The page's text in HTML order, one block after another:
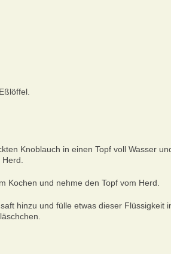
Knoblauch in einen Topf voll Wasser
Kochen und nehme den Topf vom Herd.
hinzu und fülle etwas dieser Flüssigkeit